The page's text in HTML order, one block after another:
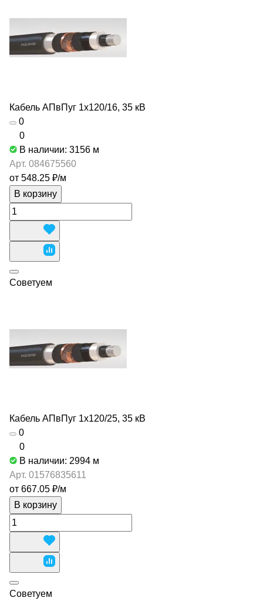
Кабель АПвПуг 1х120/16, 35 кВ
0
0
В наличии: 3156 м
Арт. 084675560
от 548.25 ₽/м
В корзину
Советуем
Кабель АПвПуг 1х120/25, 35 кВ
0
0
В наличии: 2994 м
Арт. 01576835611
от 667.05 ₽/м
В корзину
Советуем